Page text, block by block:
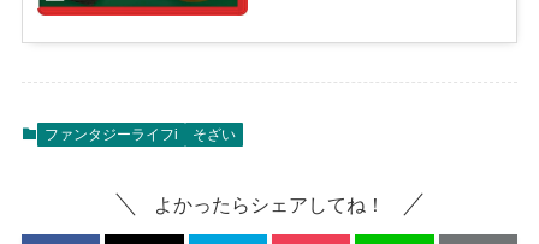
ファンタジーライフi そざい
よかったらシェアしてね！